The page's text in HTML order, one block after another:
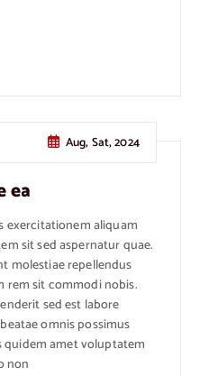
Aug, Sat, 2024
ea
exercitationem aliquam
sit sed aspernatur quae.
molestiae repellendus
rem sit commodi nobis.
sed est labore
omnis possimus
amet voluptatem
non